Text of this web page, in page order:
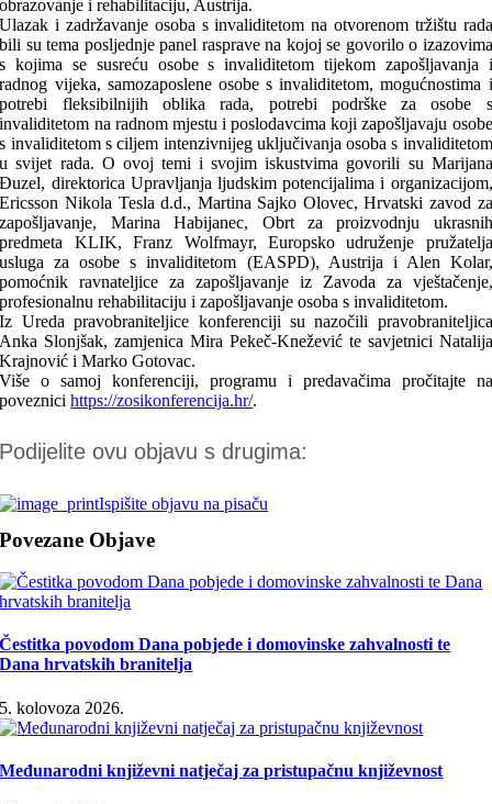
obrazovanje i rehabilitaciju, Austrija.
Ulazak i zadržavanje osoba s invaliditetom na otvorenom tržištu rada
bili su tema posljednje panel rasprave na kojoj se govorilo o izazovima
s kojima se susreću osobe s invaliditetom tijekom zapošljavanja i
radnog vijeka, samozaposlene osobe s invaliditetom, mogućnostima i
potrebi fleksibilnijih oblika rada, potrebi podrške za osobe s
invaliditetom na radnom mjestu i poslodavcima koji zapošljavaju osobe
s invaliditetom s ciljem intenzivnijeg uključivanja osoba s invaliditetom
u svijet rada. O ovoj temi i svojim iskustvima govorili su Marijana
Đuzel, direktorica Upravljanja ljudskim potencijalima i organizacijom,
Ericsson Nikola Tesla d.d., Martina Sajko Olovec, Hrvatski zavod za
zapošljavanje, Marina Habijanec, Obrt za proizvodnju ukrasnih
predmeta KLIK, Franz Wolfmayr, Europsko udruženje pružatelja
usluga za osobe s invaliditetom (EASPD), Austrija i Alen Kolar,
pomoćnik ravnateljice za zapošljavanje iz Zavoda za vještačenje,
profesionalnu rehabilitaciju i zapošljavanje osoba s invaliditetom.
Iz Ureda pravobraniteljice konferenciji su nazočili pravobraniteljica
Anka Slonjšak, zamjenica Mira Pekeč-Knežević te savjetnici Natalija
Krajnović i Marko Gotovac.
Više o samoj konferenciji, programu i predavačima pročitajte na
poveznicihttps://zosikonferencija.hr/.
Podijelite ovu objavu s drugima:
Ispišite objavu na pisaču
Povezane Objave
Čestitka povodom Dana pobjede i domovinske zahvalnosti te
Dana hrvatskih branitelja
5. kolovoza 2026.
Međunarodni književni natječaj za pristupačnu književnost